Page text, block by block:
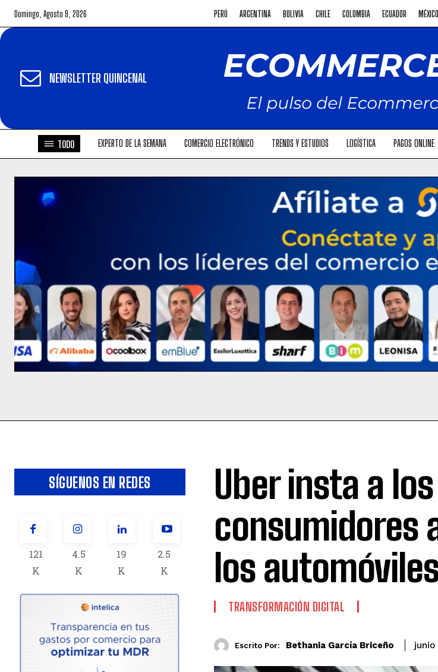
Domingo, Agosto 9, 2026 PERÚ ARGENTINA BOLIVIA CHILE COLOMBIA ECUADOR MÉXICO
NEWSLETTER QUINCENAL
TODO EXPERTO DE LA SEMANA COMERCIO ELECTRÓNICO TRENDS Y ESTUDIOS LOGÍSTICA PAGOS ONLINE
SÍGUENOS EN REDES
121
K
4.5
K
19
K
2.5
K
Uber insta a los
consumidores
los
TRANSFORMACIÓN DIGITAL
Escrito Por: Bethania García Briceño junio